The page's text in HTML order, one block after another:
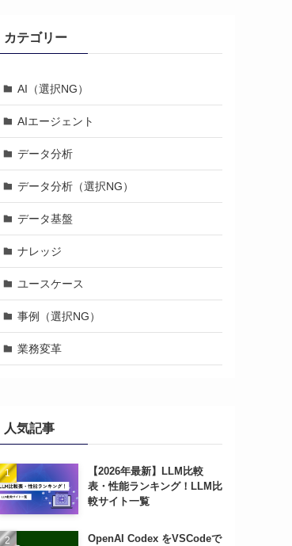
カテゴリー
AI（選択NG）
AIエージェント
データ分析
データ分析（選択NG）
データ基盤
ナレッジ
ユースケース
事例（選択NG）
業務変革
人気記事
【2026年最新】LLM比較
表・性能ランキング！LLM比
較サイト一覧
OpenAI Codex をVSCodeで